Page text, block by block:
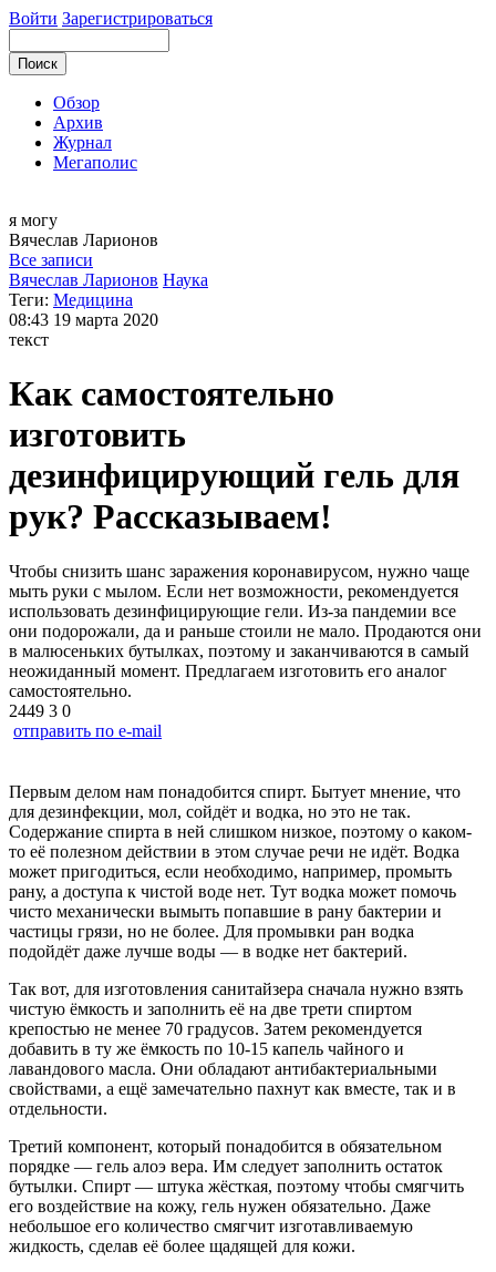
Войти Зарегистрироваться
Обзор
Архив
Журнал
Мегаполис
я могу
Вячеслав Ларионов
Все записи
Вячеслав Ларионов Наука
Теги: Медицина
08:43 19 марта 2020
текст
Как самостоятельно
изготовить
дезинфицирующий гель для
рук? Рассказываем!
Чтобы снизить шанс заражения коронавирусом, нужно чаще
мыть руки с мылом. Если нет возможности, рекомендуется
использовать дезинфицирующие гели. Из-за пандемии все
они подорожали, да и раньше стоили не мало. Продаются они
в малюсеньких бутылках, поэтому и заканчиваются в самый
неожиданный момент. Предлагаем изготовить его аналог
самостоятельно.
2449 3 0
отправить по e-mail
Первым делом нам понадобится спирт. Бытует мнение, что
для дезинфекции, мол, сойдёт и водка, но это не так.
Содержание спирта в ней слишком низкое, поэтому о каком-
то её полезном действии в этом случае речи не идёт. Водка
может пригодиться, если необходимо, например, промыть
рану, а доступа к чистой воде нет. Тут водка может помочь
чисто механически вымыть попавшие в рану бактерии и
частицы грязи, но не более. Для промывки ран водка
подойдёт даже лучше воды — в водке нет бактерий.
Так вот, для изготовления санитайзера сначала нужно взять
чистую ёмкость и заполнить её на две трети спиртом
крепостью не менее 70 градусов. Затем рекомендуется
добавить в ту же ёмкость по 10-15 капель чайного и
лавандового масла. Они обладают антибактериальными
свойствами, а ещё замечательно пахнут как вместе, так и в
отдельности.
Третий компонент, который понадобится в обязательном
порядке — гель алоэ вера. Им следует заполнить остаток
бутылки. Спирт — штука жёсткая, поэтому чтобы смягчить
его воздействие на кожу, гель нужен обязательно. Даже
небольшое его количество смягчит изготавливаемую
жидкость, сделав её более щадящей для кожи.